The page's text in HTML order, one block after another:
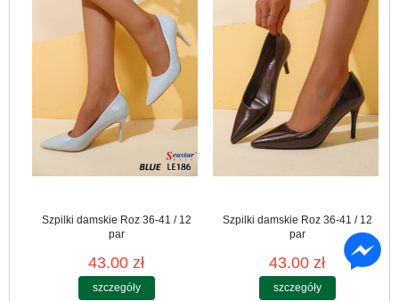
Szpilki damskie Roz 36-41 / 12
par
43.00 zł
szczegóły
Szpilki damskie Roz 36-41 / 12
par
43.00 zł
szczegóły